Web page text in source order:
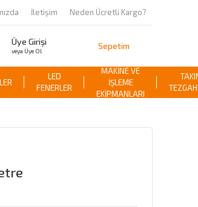
İletişim Neden Ücretli Kargo?
Üye Girişi
veya Üye Ol Sepetim
LED
FENERLER
MAKİNE VE
İŞLEME
EKİPMANLARI